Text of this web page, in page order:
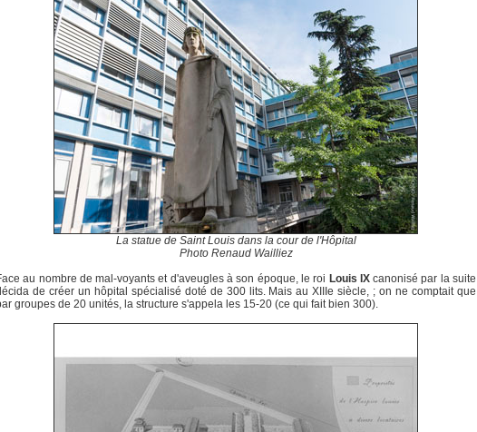
La statue de Saint Louis dans la cour de l'Hôpital
Photo Renaud Wailliez
au nombre de mal-voyants et d'aveugles à son époque, le roi Louis IXcanonisé par la suite
de créer un hôpital spécialisé doté de 300 lits. Mais au XIIIe siècle, ; on ne comptait que
groupes de 20 unités, la structure s'appela les 15-20 (ce qui fait bien 300).